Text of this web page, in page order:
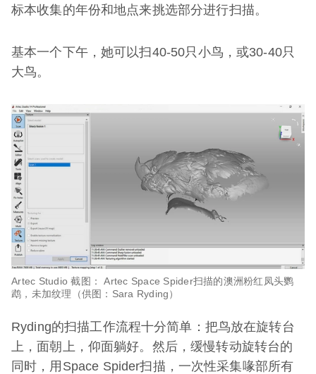
标本收集的年份和地点来挑选部分进行扫描。
基本一个下午，她可以扫40-50只小鸟，或30-40只
大鸟。
Artec Studio 截图： Artec Space Spider扫描的澳洲粉红凤头鹦
鹉，未加纹理（供图：Sara Ryding）
Ryding的扫描工作流程十分简单：把鸟放在旋转台
上，面朝上，仰面躺好。然后，缓慢转动旋转台的
同时，用Space Spider扫描，一次性采集喙部所有